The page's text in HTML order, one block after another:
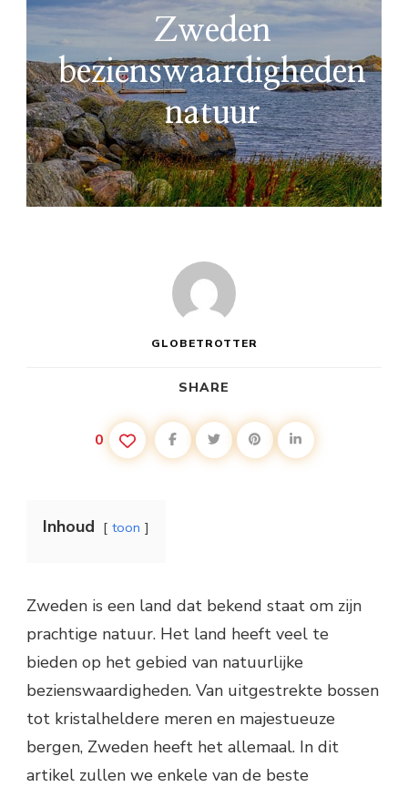
Zweden
bezienswaardigheden
natuur
GLOBETROTTER
SHARE
0
Inhoud toon
Zweden is een land dat bekend staat om zijn
prachtige natuur. Het land heeft veel te
bieden op het gebied van natuurlijke
bezienswaardigheden. Van uitgestrekte bossen
tot kristalheldere meren en majestueuze
bergen, Zweden heeft het allemaal. In dit
artikel zullen we enkele van de beste